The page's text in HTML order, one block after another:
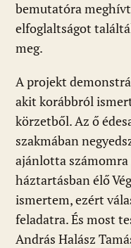
bemutatóra
elfoglaltságot
meg.
A projekt
akit korábbról
körzetből. Az ő
szakmában
ajánlotta
háztartásban élő
ismertem, ezért
feladatra. És most
András Halász